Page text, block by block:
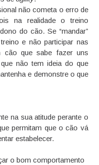
não cometa o erro de
na realidade o treino
do cão. Se “mandar”
e não participar nas
cão que sabe fazer uns
não tem ideia do que
e demonstre o que
na sua atitude perante o
permitam que o cão vá
estabelecer.
o bom comportamento